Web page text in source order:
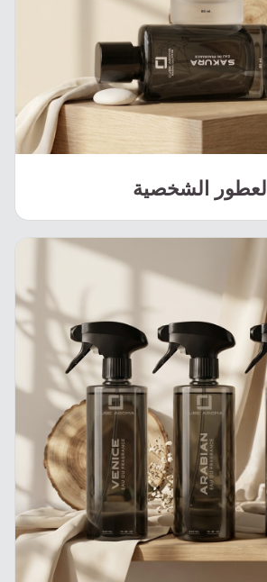
العطور الشخصية